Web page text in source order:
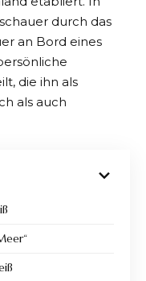
durch das
an Bord eines
die ihn als
als auch